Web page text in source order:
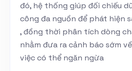
đó, hệ thống giúp đối chiếu
công đa nguồn để phát hiện
, đồng thời phân tích dòng
nhằm đưa ra cảnh báo sớm
việc có thể ngăn ngừa